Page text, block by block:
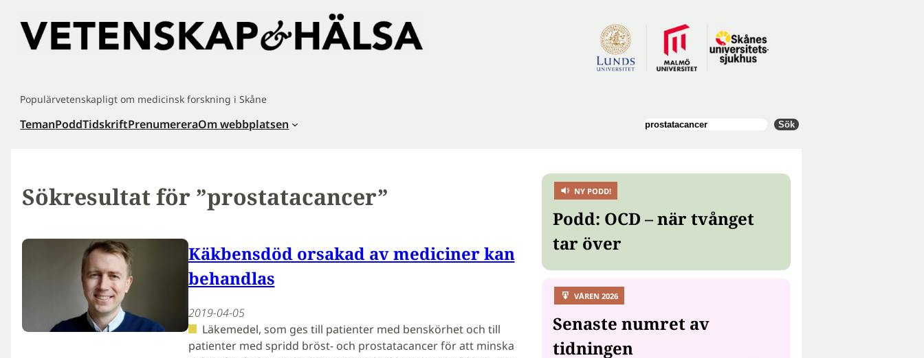
innehåll
Populärvetenskapligt om medicinsk forskning i Skåne
TemanPoddTidskriftPrenumereraOm webbplatsen Sök Sök
Sökresultat för ”prostatacancer”
Käkbensdöd orsakad av mediciner kan
behandlas
2019-04-05
Läkemedel, som ges till patienter med benskörhet och till
patienter med spridd bröst- och prostatacancer för att minska
NY PODD!
Podd: OCD – när tvånget
tar över
VÅREN 2026
Senaste numret av
tidningen